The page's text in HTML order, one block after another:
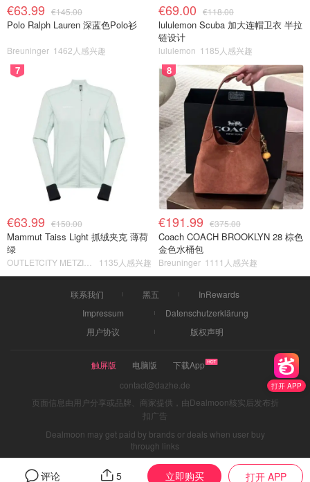
打开 APP
评论 5 立即购买 打开 APP
€63.99 €145.00
Polo Ralph Lauren 深蓝色Polo衫
Breuninger 1462人感兴趣
€69.00 €118.00
lululemon Scuba 加大连帽卫衣 半拉
链设计
lululemon 1185人感兴趣
7
€63.99 €150.00
Mammut Taiss Light 抓绒夹克 薄荷
绿
1135人感兴趣
8
€191.99 €375.00
Coach COACH BROOKLYN 28 棕色
金色水桶包
Breuninger 1111人感兴趣
联系我们 黑五
InRewards
Impressum
Datenschutzerklärung
用户协议
版权声明
触屏版 电脑版
下载App
contact@dazhe.de
页面信息由用户分享或品牌、商家提供，由Dealmoon核实后发布折
扣广告
Dealmoon may get paid by brands or deals when user buy
through links